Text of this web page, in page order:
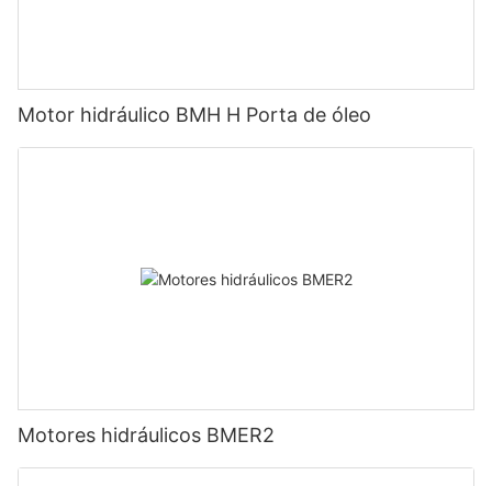
Motor hidráulico BMH H Porta de óleo
Motores hidráulicos BMER2